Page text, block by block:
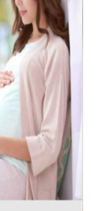
21(सी), 22
भेजा गया है।
नशे के
आगे की